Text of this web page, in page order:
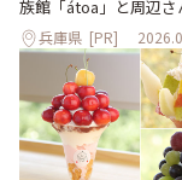
族館「átoa」と周辺さ
兵庫県 [PR]